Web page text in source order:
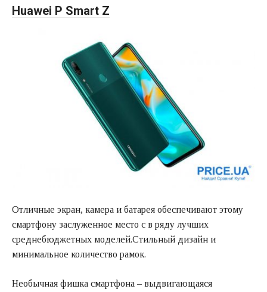
Huawei P Smart Z
Отличные экран, камера и батарея обеспечивают этому
смартфону заслуженное место с в ряду лучших
среднебюджетных моделей.Стильный дизайн и
минимальное количество рамок.
Необычная фишка смартфона – выдвигающаяся